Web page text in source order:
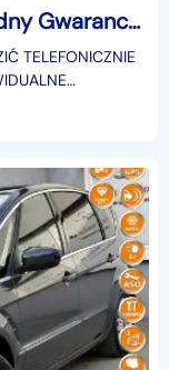
Hyundai i40 niski przebieg ładny Gwarancja
TELEFONICZNIE